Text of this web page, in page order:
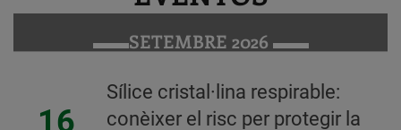
SETEMBRE 2026
16
Sílice cristal·lina respirable:
conèixer el risc per protegir la